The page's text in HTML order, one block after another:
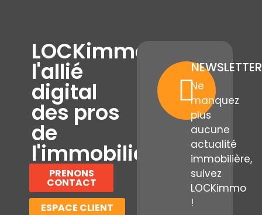
LOCKimmo,
l'allié
digital
des pros
de
l'immobilier
PRENONS
CONTACT
ESPACE CLIENT
NEWSLETTER
Ne
manquez
plus
aucune
actualité
immobilière,
suivez
LOCKimmo
!